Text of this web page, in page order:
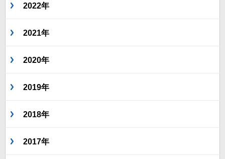
2022年
2021年
2020年
2019年
2018年
2017年